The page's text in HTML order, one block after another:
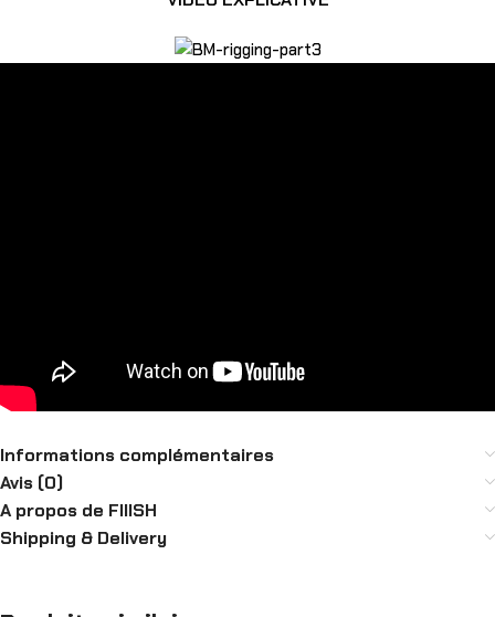
Informations complémentaires
Avis (0)
A propos de FIIISH
Shipping & Delivery